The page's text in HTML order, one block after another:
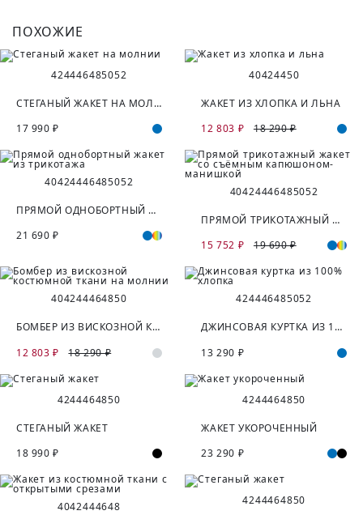
ПОХОЖИЕ
424446485052
СТЕГАНЫЙ ЖАКЕТ НА МОЛНИИ
17 990 ₽
40424450
ЖАКЕТ ИЗ ХЛОПКА И ЛЬНА
12 803 ₽
18 290 ₽
40424446485052
ПРЯМОЙ ОДНОБОРТНЫЙ ЖАКЕТ ИЗ ТРИКОТАЖА
21 690 ₽
40424446485052
ПРЯМОЙ ТРИКОТАЖНЫЙ ЖАКЕТ СО СЪЁМНЫМ КАПЮШОНОМ-МАНИШКОЙ
15 752 ₽
19 690 ₽
404244464850
БОМБЕР ИЗ ВИСКОЗНОЙ КОСТЮМНОЙ ТКАНИ НА МОЛНИИ
12 803 ₽
18 290 ₽
424446485052
ДЖИНСОВАЯ КУРТКА ИЗ 100% ХЛОПКА
13 290 ₽
4244464850
СТЕГАНЫЙ ЖАКЕТ
18 990 ₽
4244464850
ЖАКЕТ УКОРОЧЕННЫЙ
23 290 ₽
4042444648 4244464850